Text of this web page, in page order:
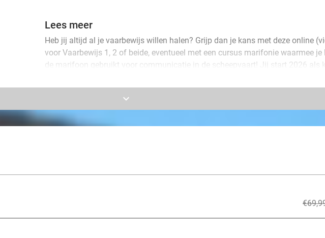
Lees meer
Heb jij altijd al je vaarbewijs willen halen? Grijp dan je kans met deze online
voor Vaarbewijs 1, 2 of beide, eventueel met een cursus marifonie waarmee je
de marifoon gebruikt voor communicatie in de scheepvaart! Jij start 2026 als
De online (video)cursus is volledig examengericht. Alles wat je moet weten
examen staat erin. Dat wil zeggen dat de hoeveelheid lees- en leerwerk beperkt
examenstof en de focus ligt op officiële examens oefenen. Overbodige zaken
keyboard_arrow_down
€69